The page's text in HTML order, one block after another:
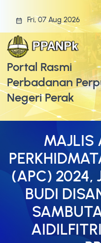
Fri, 07 Aug 2026
Portal Rasmi
Perbadanan
Negeri Perak
MAJLIS
(APC) 2024,
BUDI